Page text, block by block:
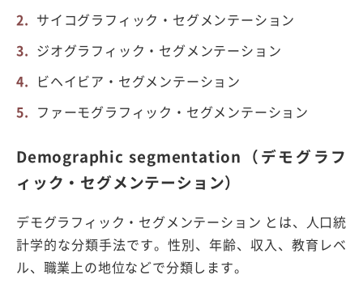
サイコグラフィック・セグメンテーション
ジオグラフィック・セグメンテーション
ビヘイビア・セグメンテーション
ファーモグラフィック・セグメンテーション
Demographic segmentation（デモグラフ
ィック・セグメンテーション）
デモグラフィック・セグメンテーション とは、人口統
計学的な分類手法です。性別、年齢、収入、教育レベ
ル、職業上の地位などで分類します。